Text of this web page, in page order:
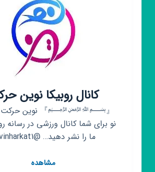
کانال روبیکا نوین
『﷽』 نوین حرکت ،
نو برای شما کانال ورزشی در رسانه
ما را نشر دهید… @novinharkat1
مشاهدهکانال